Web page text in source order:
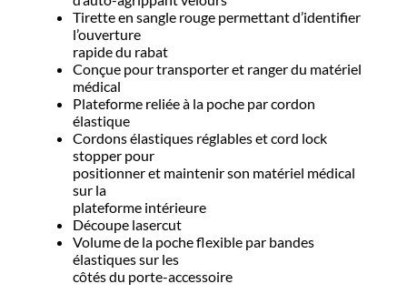
Tirette en sangle rouge permettant d’identifier
l’ouverture
rapide du rabat
Conçue pour transporter et ranger du matériel
médical
Plateforme reliée à la poche par cordon
élastique
Cordons élastiques réglables et cord lock
stopper pour
positionner et maintenir son matériel médical
sur la
plateforme intérieure
Découpe lasercut
Volume de la poche flexible par bandes
élastiques sur les
côtés du porte-accessoire